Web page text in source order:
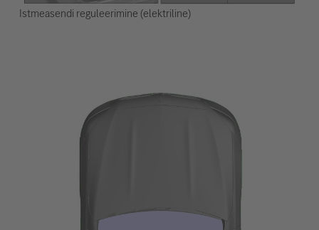
Istmeasendi reguleerimine (elektriline)